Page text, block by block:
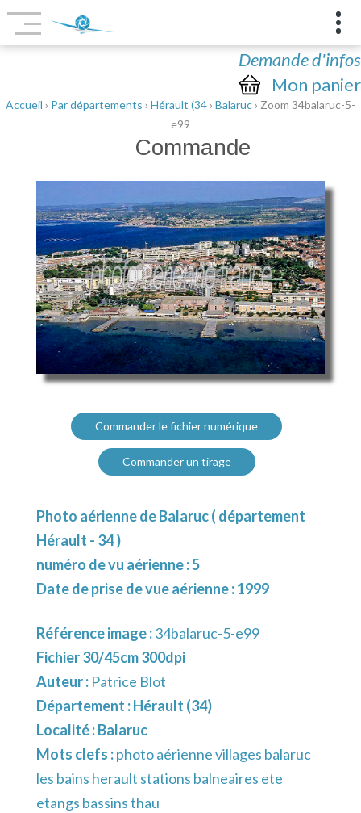
Demande d'infos
Mon panier
Accueil › Par départements › Hérault (34› Balaruc› Zoom 34balaruc-5-
e99
Commande
Commander le fichier numérique
Commander un tirage
Photo aérienne de Balaruc ( département
Hérault - 34 )
numéro de vu aérienne : 5
Date de prise de vue aérienne : 1999
Référence image :34balaruc-5-e99
Fichier 30/45cm 300dpi
Auteur : Patrice Blot
Département :Hérault (34)
Localité :Balaruc
Mots clefs :photo aérienne villages balaruc
les bains herault stations balneaires ete
etangs bassins thau